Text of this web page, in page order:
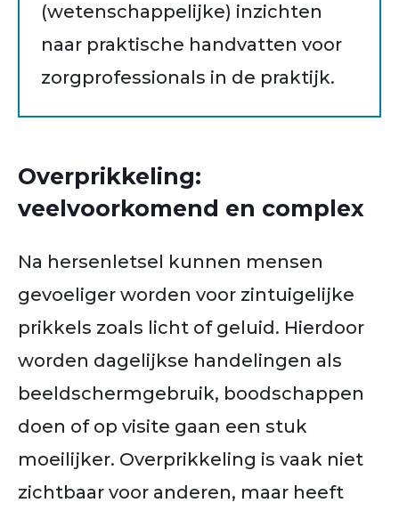
(wetenschappelijke) inzichten
naar praktische handvatten voor
zorgprofessionals in de praktijk.
Overprikkeling:
veelvoorkomend en complex
Na hersenletsel kunnen mensen
gevoeliger worden voor zintuigelijke
prikkels zoals licht of geluid. Hierdoor
worden dagelijkse handelingen als
beeldschermgebruik, boodschappen
doen of op visite gaan een stuk
moeilijker. Overprikkeling is vaak niet
zichtbaar voor anderen, maar heeft